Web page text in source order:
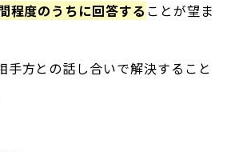
程度のうちに回答する ことが望ま
手方との話し合いで解決すること